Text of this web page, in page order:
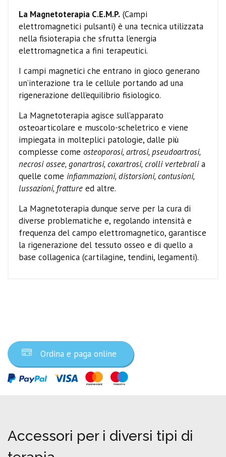
La Magnetoterapia C.E.M.P. (Campi
elettromagnetici pulsanti) è una tecnica utilizzata
nella fisioterapia che sfrutta l’energia
elettromagnetica a fini terapeutici.
I campi magnetici che entrano in gioco generano
un’interazione tra le cellule portando ad una
rigenerazione dell’equilibrio fisiologico.
La Magnetoterapia agisce sull’apparato
osteoarticolare e muscolo-scheletrico e viene
impiegata in molteplici patologie, dalle più
complesse come osteoporosi, artrosi, pseudoartrosi,
necrosi ossee, gonartrosi, coxartrosi, crolli vertebralia
quelle come infiammazioni, distorsioni, contusioni,
lussazioni, fratture ed altre.
La Magnetoterapia dunque serve per la cura di
diverse problematiche e, regolando intensità e
frequenza del campo elettromagnetico, garantisce
la rigenerazione del tessuto osseo e di quello a
base collagenica (cartilagine, tendini, legamenti).
Ordina e paga online
Accessori per i diversi tipi di